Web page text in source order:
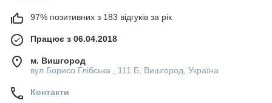
97% позитивних з 183 відгуків за рік
Працює з 06.04.2018
м. Вишгород
вул.Борисо Глібська , 111 Б, Вишгород, Україна
Контакти